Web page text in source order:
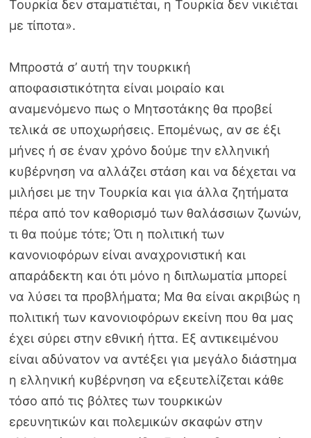
Τουρκία δεν σταματιέται, η Τουρκία δεν νικιέται
με τίποτα».
Μπροστά σ’ αυτή την τουρκική
αποφασιστικότητα είναι μοιραίο και
αναμενόμενο πως ο Μητσοτάκης θα προβεί
τελικά σε υποχωρήσεις. Επομένως, αν σε έξι
μήνες ή σε έναν χρόνο δούμε την ελληνική
κυβέρνηση να αλλάζει στάση και να δέχεται να
μιλήσει με την Τουρκία και για άλλα ζητήματα
πέρα από τον καθορισμό των θαλάσσιων ζωνών,
τι θα πούμε τότε; Ότι η πολιτική των
κανονιοφόρων είναι αναχρονιστική και
απαράδεκτη και ότι μόνο η διπλωματία μπορεί
να λύσει τα προβλήματα; Μα θα είναι ακριβώς η
πολιτική των κανονιοφόρων εκείνη που θα μας
έχει σύρει στην εθνική ήττα. Εξ αντικειμένου
είναι αδύνατον να αντέξει για μεγάλο διάστημα
η ελληνική κυβέρνηση να εξευτελίζεται κάθε
τόσο από τις βόλτες των τουρκικών
ερευνητικών και πολεμικών σκαφών στην